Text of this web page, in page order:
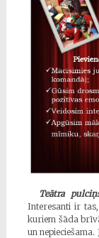
Teātra
Interesanti ir
kuriem šāda
un